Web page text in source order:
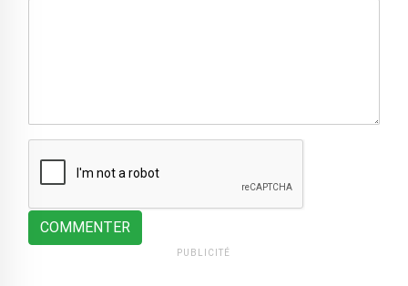
COMMENTER
PUBLICITÉ